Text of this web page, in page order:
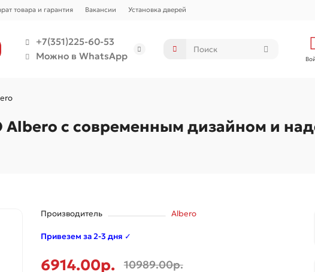
товара и гарантия Вакансии Установка дверей
+7(351)225-60-53
Можно в WhatsApp
с современным дизайном и
Производитель Albero
Привезем за 2-3 дня ✓
6914.00р. 10989.00р.